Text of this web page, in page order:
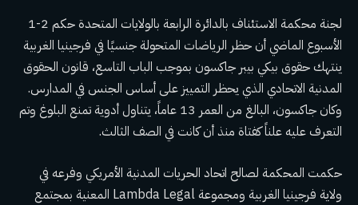
لجنة محكمة الاستئناف بالدائرة الرابعة بالولايات المتحدة
حكم 2-1
الأسبوع الماضي أن حظر الرياضات المتحولة جنسيًا في فرجينيا الغربية
ينتهك حقوق بيكي بيبر جاكسون بموجب الباب التاسع، قانون الحقوق
المدنية الاتحادي الذي يحظر التمييز على أساس الجنس في المدارس.
وكان جاكسون، البالغ من العمر 13 عاماً، يتناول أدوية تمنع البلوغ وتم
التعرف عليه علناًكفتاة منذ أن كانت في الصف الثالث.
حكمت المحكمة لصالح اتحاد الحريات المدنية الأمريكي وفرعه في
ولاية فرجينيا الغربية ومجموعة Lambda Legal المعنية بمجتمع